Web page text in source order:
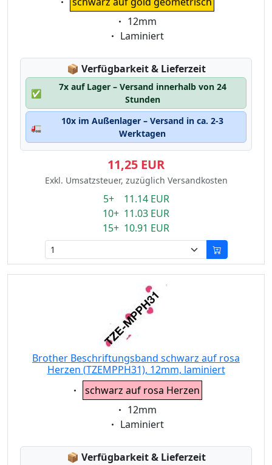
Eigenschaft:
12mm
Eigenschaft:
Laminiert
📦 Lagerstatus:
Verfügbarkeit & Lieferzeit
✅
7x auf Lager – Versand innerhalb von 24
Stunden
🚛
10x im Außenlager – Versand in ca. 2-3
Werktagen
11,25 EUR
Exkl. Umsatzsteuer, zuzüglich Versandkosten
5+ 11.14 EUR
10+ 11.03 EUR
15+ 10.91 EUR
Brother Beschriftungsband schwarz auf rosa
Herzen (TZEMPPH31), 12mm, laminiert
Eigenschaft:
schwarz auf rosa Herzen
Eigenschaft:
12mm
Eigenschaft:
Laminiert
📦 Lagerstatus:
Verfügbarkeit & Lieferzeit